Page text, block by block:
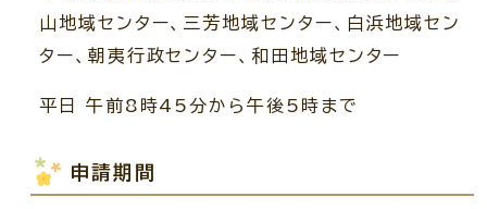
山地域センター、三芳地域センター、白浜地域セン
ター、朝夷行政センター、和田地域センター
平日 午前8時45分から午後5時まで
申請期間